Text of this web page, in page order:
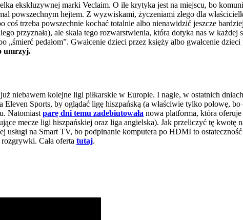
ekskluzywnej marki Veclaim. O ile krytyka jest na miejscu, bo
powszechnym hejtem. Z wyzwiskami, życzeniami złego dla
trzeba powszechnie kochać totalnie albo nienawidzić jeszcze
przyznała), ale skala tego rozwarstwienia, która dotyka nas w
pedałom”. Gwałcenie dzieci przez księży albo gwałcenie
umrzyj.
niebawem kolejne ligi piłkarskie w Europie. I nagle, w ostatnich
Sports, by oglądać ligę hiszpańską (a właściwie tylko połowę,
Natomiast parę dni temu zadebiutowała nowa platforma, która
mecze ligi hiszpańskiej oraz liga angielska). Jak przeliczyć tę
usługi na Smart TV, bo podpinanie komputera po HDMI to
Cała oferta tutaj.